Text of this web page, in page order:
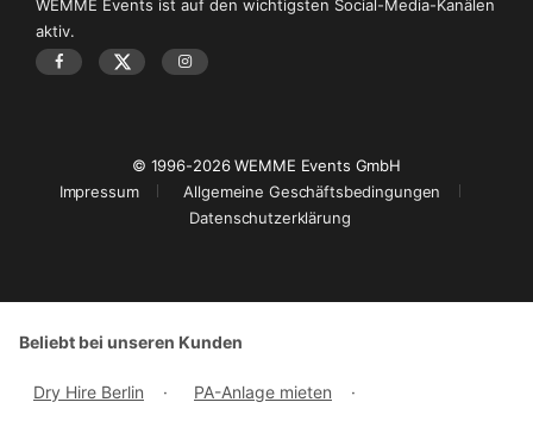
WEMME Events ist auf den wichtigsten Social-Media-Kanälen
aktiv.
© 1996-2026 WEMME Events GmbH
Impressum
Allgemeine Geschäftsbedingungen
Datenschutzerklärung
Beliebt bei unseren Kunden
Dry Hire Berlin · PA-Anlage mieten ·